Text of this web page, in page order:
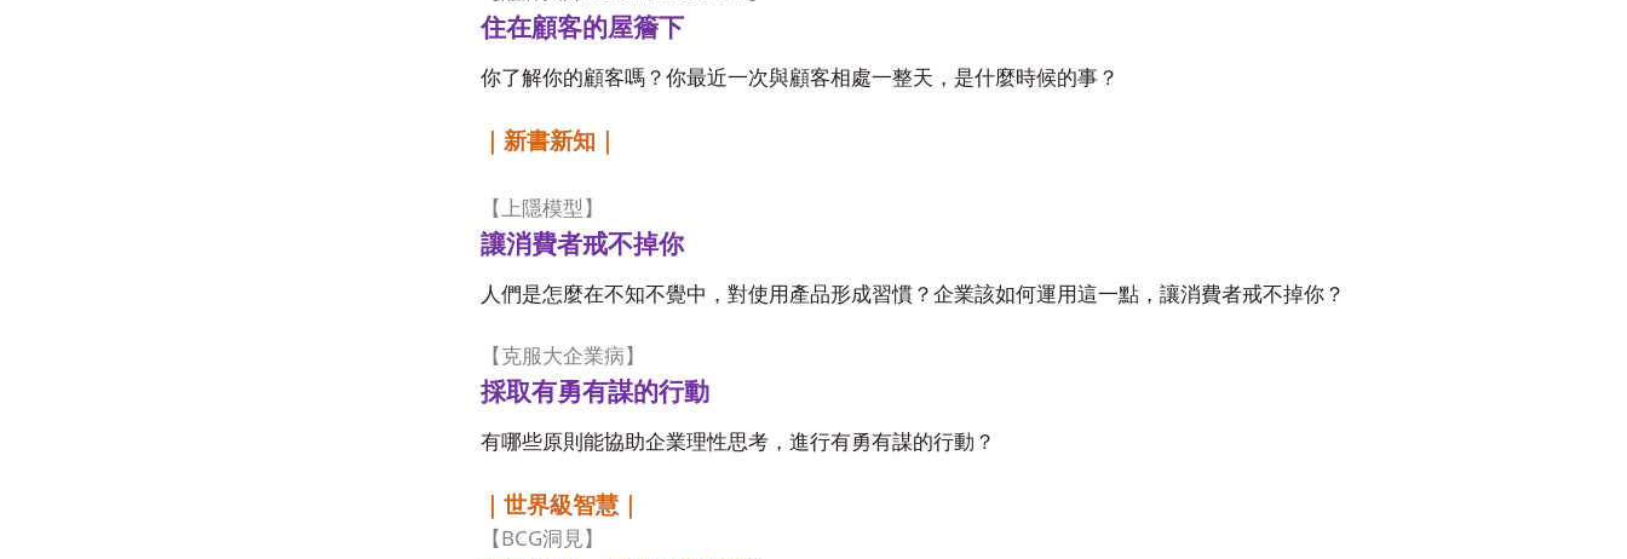
住在顧客的屋簷下
你了解你的顧客嗎？你最近一次與顧客相處一整天，是什麼時候的事？
｜新書新知｜
【上隱模型】
讓消費者戒不掉你
人們是怎麼在不知不覺中，對使用產品形成習慣？企業該如何運用這一點，讓消費者戒不掉你？
【克服大企業病】
採取有勇有謀的行動
有哪些原則能協助企業理性思考，進行有勇有謀的行動？
｜世界級智慧｜
【 BCG洞見】